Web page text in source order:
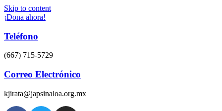
Skip to content
¡Dona ahora!
Teléfono
(667) 715-5729
Correo Electrónico
kjirata@japsinaloa.org.mx